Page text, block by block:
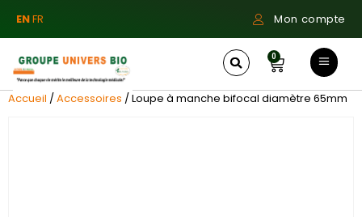
ENFR Mon compte
0
Accueil /Accessoires / Loupe à manche bifocal diamètre 65mm